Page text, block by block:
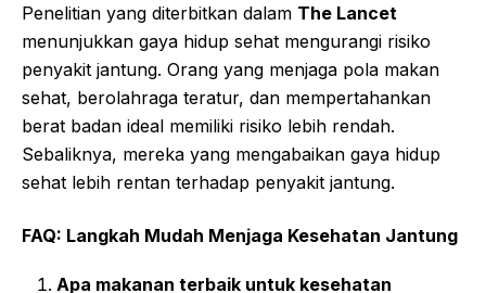
Penelitian yang diterbitkan dalam The Lancet
menunjukkan gaya hidup sehat mengurangi risiko
penyakit jantung. Orang yang menjaga pola makan
sehat, berolahraga teratur, dan mempertahankan
berat badan ideal memiliki risiko lebih rendah.
Sebaliknya, mereka yang mengabaikan gaya hidup
sehat lebih rentan terhadap penyakit jantung.
FAQ: Langkah Mudah Menjaga Kesehatan Jantung
Apa makanan terbaik untuk kesehatan